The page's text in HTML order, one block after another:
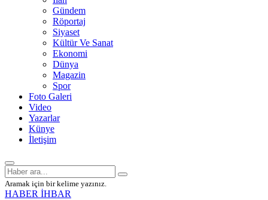
Gündem
Röportaj
Siyaset
Kültür Ve Sanat
Ekonomi
Dünya
Magazin
Spor
Foto Galeri
Video
Yazarlar
Künye
İletişim
Aramak için bir kelime yazınız.
HABER İHBAR